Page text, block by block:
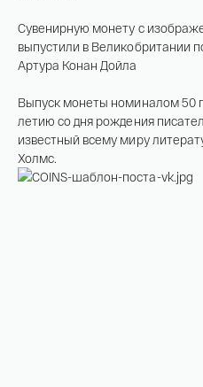
8800 505 04 76
+7 495 786 82 78
Сувенирную монету с
выпустили в Великобритании
Артура Конан Дойла
Выпуск монеты номиналом 50
летию со дня рождения
известный всему миру
Холмс.